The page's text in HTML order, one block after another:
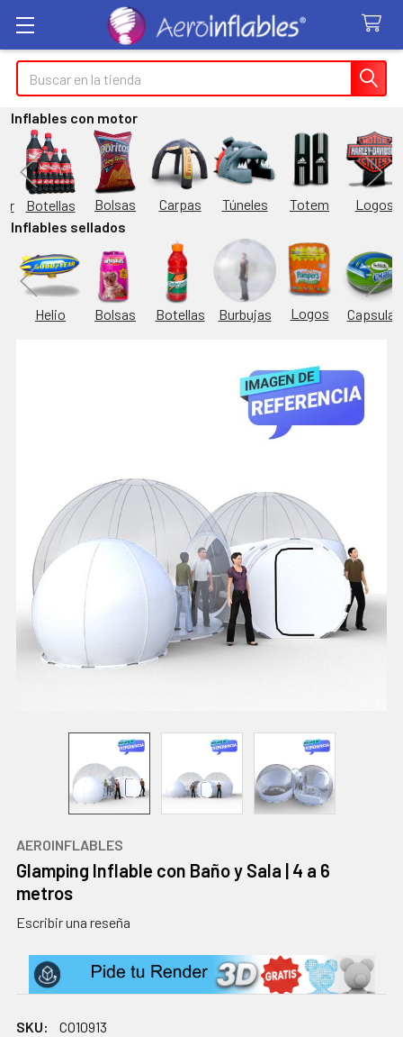
Buscar
Inflables con motor
Botellas Bolsas Carpas Túneles Totem
Logos
Inflables sellados
Helio Bolsas Botellas Burbujas Logos Capsulas
AEROINFLABLES
Glamping Inflable con Baño y Sala | 4 a 6
metros
Escribir una reseña
SKU:
CO10913